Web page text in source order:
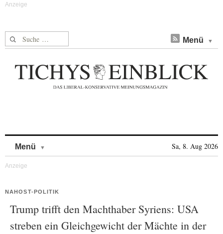
Suche nach: Menü
Menü Sa, 8. Aug 2026
NAHOST-POLITIK
Trump trifft den Machthaber Syriens: USA
streben ein Gleichgewicht der Mächte in der